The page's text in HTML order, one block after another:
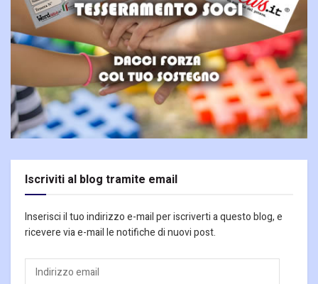
Iscriviti al blog tramite email
Inserisci il tuo indirizzo e-mail per iscriverti a questo blog, e
ricevere via e-mail le notifiche di nuovi post.
Indirizzo
email